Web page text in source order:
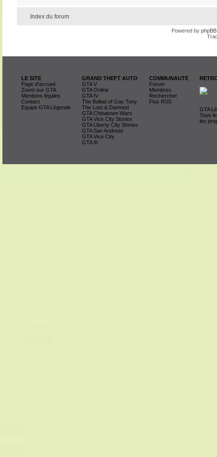
Index du forum
Powered by phpBB
LE SITE
Page d'accueil
Zoom sur GTA
Mentions légales
Contact
Equipe GTA Légende
GRAND THEFT AUTO
GTA V
GTA Online
GTA IV
The Ballad of Gay Tony
The Lost & Damned
GTA Chinatown Wars
GTA Vice City Stories
GTA Liberty City Stories
GTA San Andreas
GTA Vice City
GTA III
COMMUNAUTE
Forum
Membres
Rechercher
Flux RSS
GTA
Tous
les